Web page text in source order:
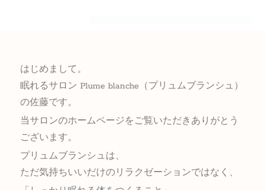
はじめまして。
眠れるサロン Plume blanche（プリュムブランシュ）
の佐藤です。
当サロンのホームページをご覧いただきありがとう
ございます。
プリュムブランシュは、
ただ気持ちいいだけのリラクゼーションではなく、